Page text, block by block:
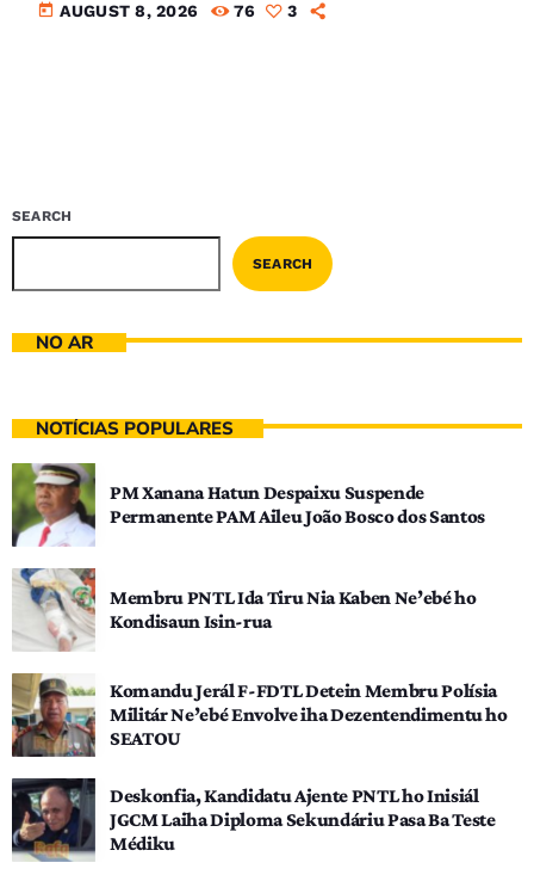
today AUGUST 8, 2026 76 3
SEARCH
SEARCH
NO AR
NOTÍCIAS POPULARES
PM Xanana Hatun Despaixu Suspende
Permanente PAM Aileu João Bosco dos Santos
Membru PNTL Ida Tiru Nia Kaben Ne’ebé ho
Kondisaun Isin-rua
Komandu Jerál F-FDTL Detein Membru Polísia
Militár Ne’ebé Envolve iha Dezentendimentu ho
SEATOU
Deskonfia, Kandidatu Ajente PNTL ho Inisiál
JGCM Laiha Diploma Sekundáriu Pasa Ba Teste
Médiku